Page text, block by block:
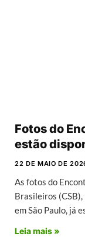
Fotos do
estão
22 DE MAIO DE
As fotos do
Brasileiros
em São Paulo, já
Leia mais »